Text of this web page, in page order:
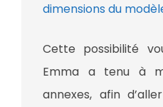
dimensions du
Cette possibilité
Emma a tenu à
annexes, afin